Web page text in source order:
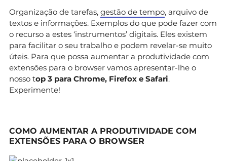
Organização de tarefas, gestão de tempo, arquivo de
textos e informações. Exemplos do que pode fazer com
o recurso a estes ‘instrumentos’ digitais. Eles existem
para facilitar o seu trabalho e podem revelar-se muito
úteis. Para que possa aumentar a produtividade com
extensões para o browser vamos apresentar-lhe o
nosso top 3 para Chrome, Firefox e Safari.
Experimente!
COMO AUMENTAR A PRODUTIVIDADE COM
EXTENSÕES PARA O BROWSER